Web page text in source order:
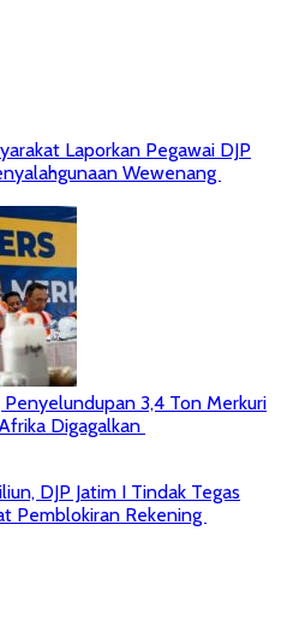
Laporkan Pegawai DJP
Wewenang
Penyelundupan 3,4 Ton Merkuri
Digagalkan
DJP Jatim I Tindak Tegas
Pemblokiran Rekening